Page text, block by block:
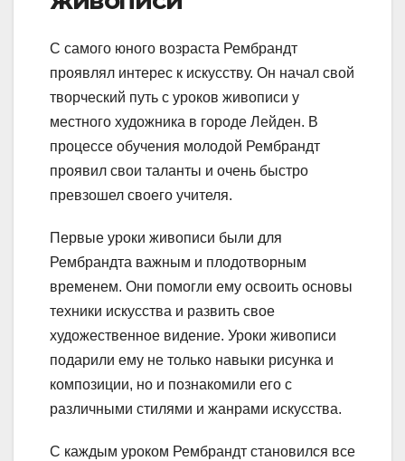
С самого юного возраста Рембрандт
проявлял интерес к искусству. Он начал свой
творческий путь с уроков живописи у
местного художника в городе Лейден. В
процессе обучения молодой Рембрандт
проявил свои таланты и очень быстро
превзошел своего учителя.
Первые уроки живописи были для
Рембрандта важным и плодотворным
временем. Они помогли ему освоить основы
техники искусства и развить свое
художественное видение. Уроки живописи
подарили ему не только навыки рисунка и
композиции, но и познакомили его с
различными стилями и жанрами искусства.
С каждым уроком Рембрандт становился все